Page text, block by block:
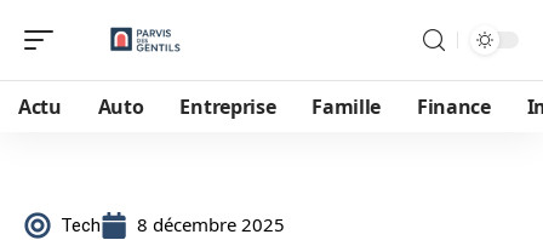
Actu Auto Entreprise Famille Finance
Tech 8 décembre 2025